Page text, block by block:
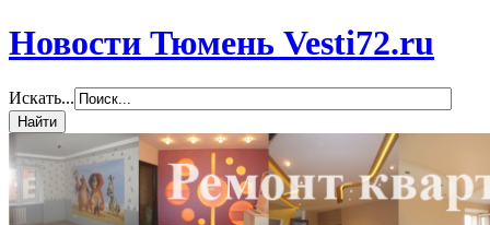
Новости Тюмень Vesti72.ru
Искать...